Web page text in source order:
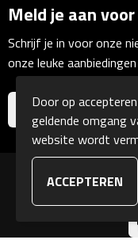
Pennen etui's
Pennenhouders
Puntenslijpers
Rekenmachines
Document- &
Meld je aan
Schrijf je in voor onze
onze leuke
©
Door op
geldende omgang
website wordt